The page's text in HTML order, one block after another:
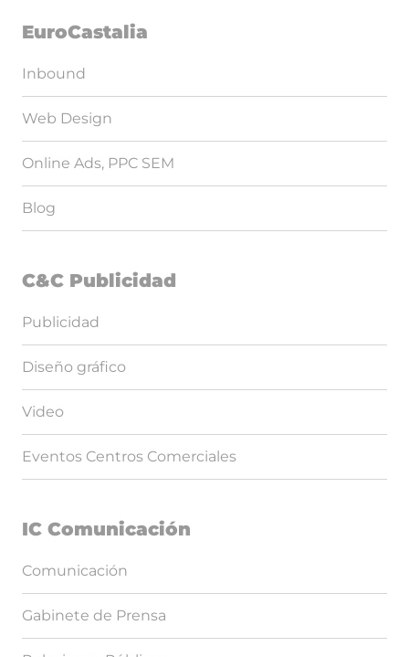
EuroCastalia
Inbound
Web Design
Online Ads, PPC SEM
Blog
C&C Publicidad
Publicidad
Diseño gráfico
Video
Eventos Centros Comerciales
IC Comunicación
Comunicación
Gabinete de Prensa